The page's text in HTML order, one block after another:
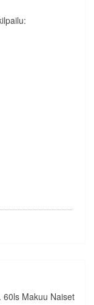
Makuu Naiset